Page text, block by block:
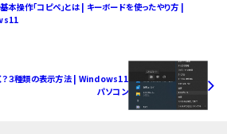
本操作「コピペ」とは | キーボードを使ったやり方 |
？３種類の表示方法 | Windows11
パソコン